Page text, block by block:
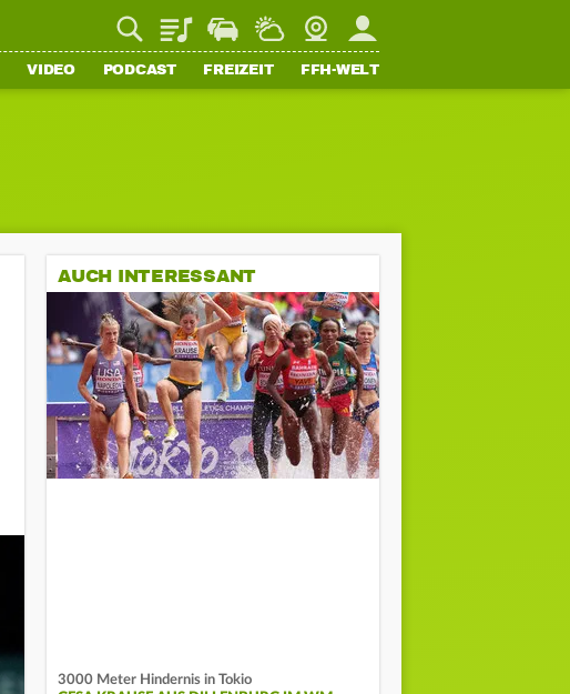
PlaylistStaupilotWetterWebcamMein FFH
VIDEO PODCAST FREIZEIT FFH-WELT
AUCH INTERESSANT
3000 Meter Hindernis in Tokio